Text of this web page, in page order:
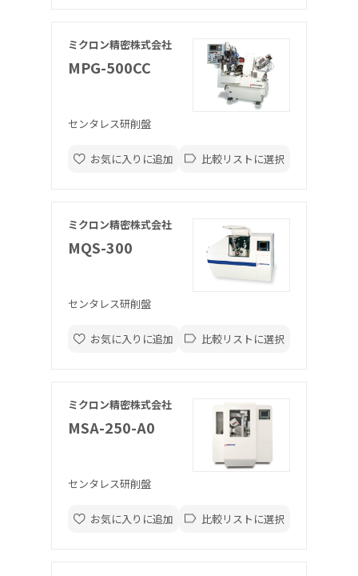
ミクロン精密株式会社
MPG-500CC
センタレス研削盤
お気に入りに追加 比較リストに選択
ミクロン精密株式会社
MQS-300
センタレス研削盤
お気に入りに追加 比較リストに選択
ミクロン精密株式会社
MSA-250-A0
センタレス研削盤
お気に入りに追加 比較リストに選択